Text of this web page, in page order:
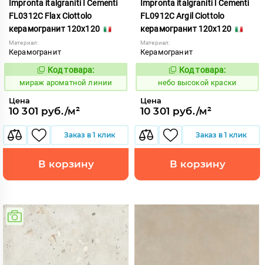
Impronta italgraniti I Cementi
FL0312C Flax Ciottolo
керамогранит 120x120
Материал:
Керамогранит
984669
Код товара:
мираж ароматной линии
Цена
10 301 руб./м²
Заказ в 1 клик
В корзину
Impronta italgraniti I Cementi
FL0912C Argil Ciottolo
керамогранит 120x120
Материал:
Керамогранит
1111414
Код товара:
небо высокой краски
Цена
10 301 руб./м²
Заказ в 1 клик
В корзину